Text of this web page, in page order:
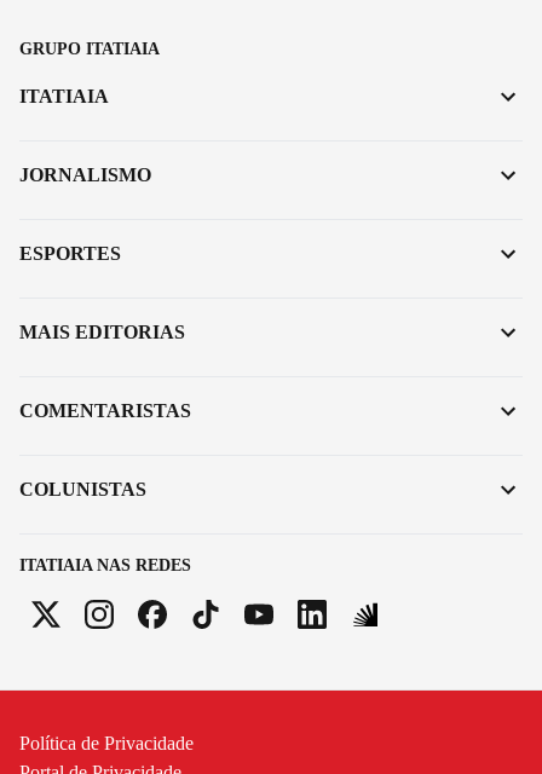
GRUPO ITATIAIA
ITATIAIA NAS REDES
ITATIAIA
JORNALISMO
ESPORTES
MAIS EDITORIAS
COMENTARISTAS
COLUNISTAS
Política de Privacidade